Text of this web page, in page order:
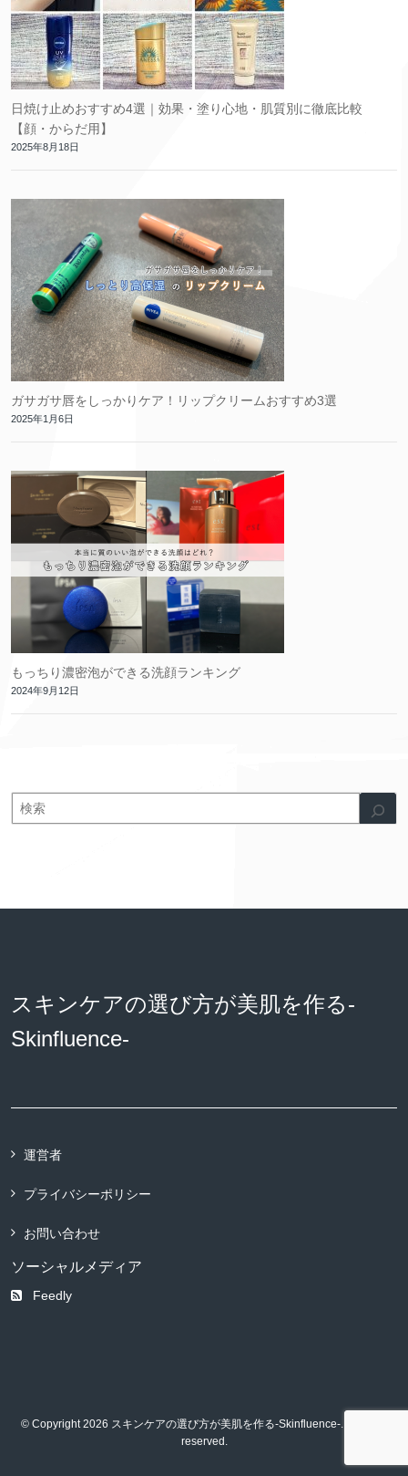
日焼け止めおすすめ4選｜効果・塗り心地・肌質別に徹底比較
【顔・からだ用】
2025年8月18日
ガサガサ唇をしっかりケア！リップクリームおすすめ3選
2025年1月6日
もっちり濃密泡ができる洗顔ランキング
2024年9月12日
スキンケアの選び方が美肌を作る-
Skinfluence-
運営者
プライバシーポリシー
お問い合わせ
ソーシャルメディア
Feedly
© Copyright 2026 スキンケアの選び方が美肌を作る-Skinfluence-. All rights
reserved.